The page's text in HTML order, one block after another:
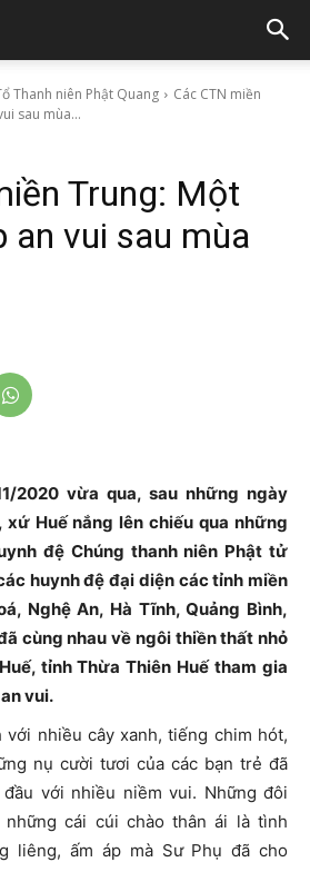
Thanh niên Phật Quang
Các CTN miền
sau mùa...
Trung: Một
an vui sau mùa
2020 vừa qua, sau những ngày
Huế nắng lên chiếu qua những
đệ Chúng thanh niên Phật tử
huynh đệ đại diện các tỉnh miền
Nghệ An, Hà Tĩnh, Quảng Bình,
cùng nhau về ngôi thiền thất nhỏ
tỉnh Thừa Thiên Huế tham gia
vui.
với nhiều cây xanh, tiếng chim hót,
nụ cười tươi của các bạn trẻ đã
với nhiều niềm vui. Những đôi
những cái cúi chào thân ái là tình
liêng, ấm áp mà Sư Phụ đã cho